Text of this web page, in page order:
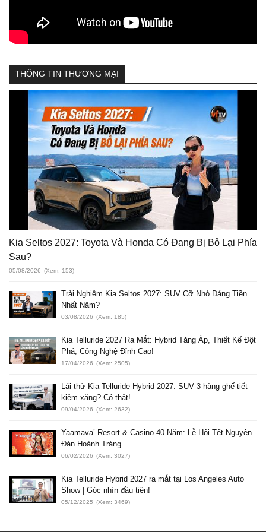
THÔNG TIN THƯƠNG MẠI
Kia Seltos 2027: Toyota Và Honda Có Đang Bị Bỏ Lại Phía
Sau?
05/08/2026 (Xem: 153)
Trải Nghiệm Kia Seltos 2027: SUV Cỡ Nhỏ Đáng Tiền
Nhất Năm?
03/08/2026 (Xem: 185)
Kia Telluride 2027 Ra Mắt: Hybrid Tăng Áp, Thiết Kế Đột
Phá, Công Nghệ Đỉnh Cao!
17/04/2026 (Xem: 2505)
Lái thử Kia Telluride Hybrid 2027: SUV 3 hàng ghế tiết
kiệm xăng? Có thật!
09/04/2026 (Xem: 2632)
Yaamava’ Resort & Casino 40 Năm: Lễ Hội Tết Nguyên
Đán Hoành Tráng
06/02/2026 (Xem: 3027)
Kia Telluride Hybrid 2027 ra mắt tại Los Angeles Auto
Show | Góc nhìn đầu tiên!
05/12/2025 (Xem: 3469)